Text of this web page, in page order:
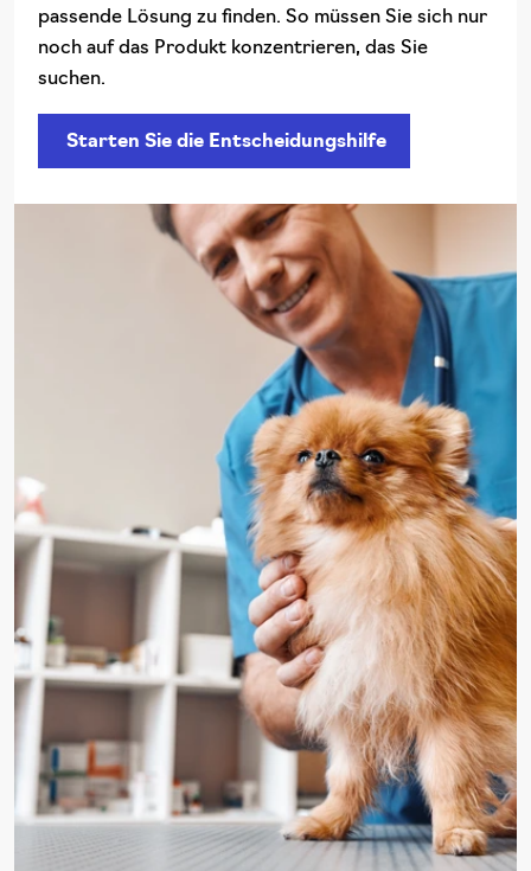
passende Lösung zu finden. So müssen Sie sich nur
noch auf das Produkt konzentrieren, das Sie
suchen.
Starten Sie die Entscheidungshilfe